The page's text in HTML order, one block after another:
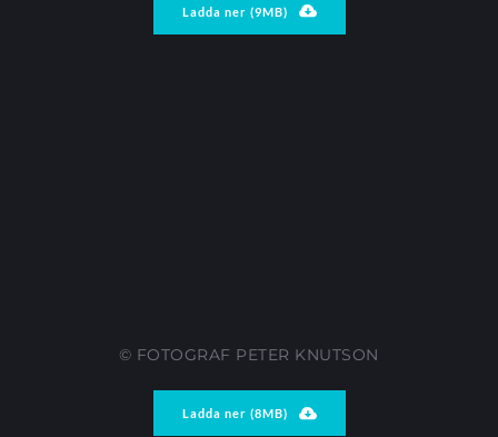
Ladda ner (9MB)
© FOTOGRAF PETER KNUTSON
Ladda ner (8MB)